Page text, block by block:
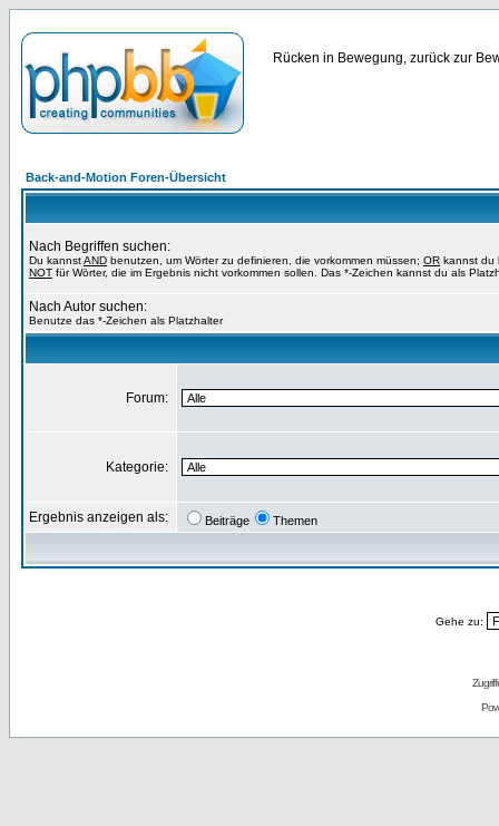
Rücken in Bewegung, zurück zur
Back-and-Motion Foren-Übersicht
Nach Begriffen suchen:
Du kannstAND benutzen, um Wörter zu definieren, die vorkommen müssen; OR kannst du
NOT für Wörter, die im Ergebnis nicht vorkommen sollen. Das *-Zeichen kannst du als
Nach Autor suchen:
Benutze das *-Zeichen als Platzhalter
Forum:
Kategorie:
Ergebnis anzeigen als: Beiträge Themen
Gehe zu: